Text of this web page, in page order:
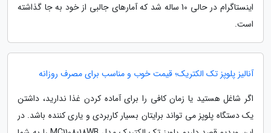
اینستاگرام در حالی 10 ساله شد که آمارهای جالبی از خود به جا گذاشته
است.
آنالیز پلوپز تک الکتریک؛ قیمت خوب و مناسب برای مصرف روزانه
اگر شاغل هستید یا زمان کافی را برای آماده کردن غذا ندارید، داشتن
یک دستگاه پلوپز می تواند برایتان بسیار کاربردی و یاری کننده باشد. در